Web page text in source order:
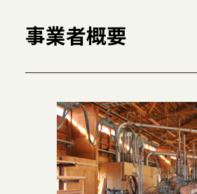
事業者概要